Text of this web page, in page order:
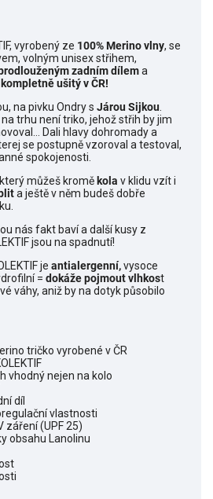
vyrobený ze 100% Merino vlny, se
volným unisex střihem,
zadním dílema
kompletně ušitý v ČR!
na pivku Ondry s Járou Sijkou
trhu není triko, jehož střih by jim
Dali hlavy dohromady a
se postupně vzoroval a testoval,
spokojenosti.
můžeš kromě kola v klidu vzít i
a ještě v něm budeš dobře
nás fakt baví a další kusy z
jsou na spadnutí!
je antialergenní,vysoce
= dokáže pojmout vlhkost
váhy, aniž by na dotyk působilo
tričko vyrobené v ČR
vhodný nejen na kolo
díl
vlastnosti
záření (UPF 25)
obsahu Lanolinu